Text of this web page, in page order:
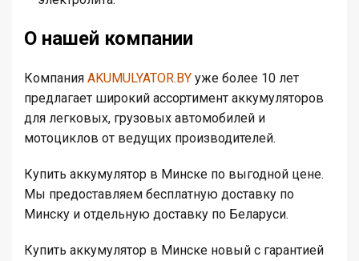
О нашей компании
Компания AKUMULYATOR.BY уже более 10 лет
предлагает широкий ассортимент аккумуляторов
для легковых, грузовых автомобилей и
мотоциклов от ведущих производителей.
Купить аккумулятор в Минске по выгодной цене.
Мы предоставляем бесплатную доставку по
Минску и отдельную доставку по Беларуси.
Купить аккумулятор в Минске новый с гарантией